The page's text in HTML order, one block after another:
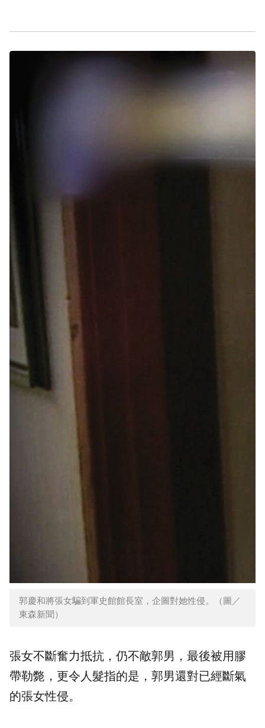
郭慶和將張女騙到軍史館館長室，企圖對她性侵。（圖／
東森新聞）
張女不斷奮力抵抗，仍不敵郭男，最後被用膠
帶勒斃，更令人髮指的是，郭男還對已經斷氣
的張女性侵。